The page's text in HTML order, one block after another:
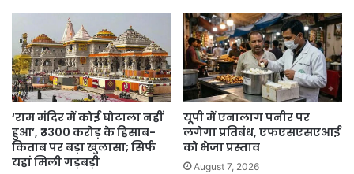
‘राम मंदिर में कोई घोटाला नहीं
हुआ’, ₹3300 करोड़ के हिसाब-
किताब पर बड़ा खुलासा; सिर्फ
यहां मिली गड़बड़ी
यूपी में एनालाग पनीर पर
लगेगा प्रतिबंध, एफएसएसएआई
को भेजा प्रस्ताव
August 7, 2026